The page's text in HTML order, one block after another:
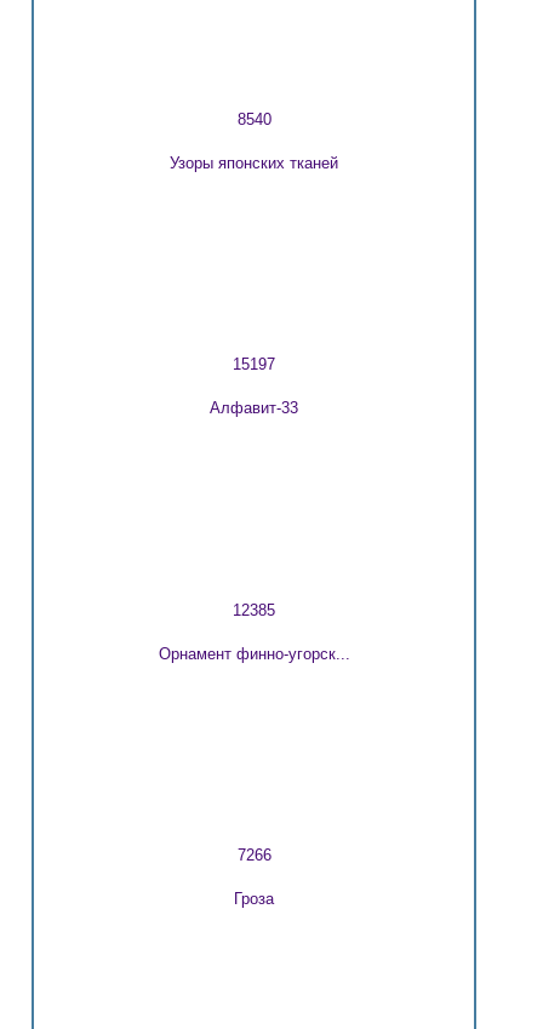
8540
Узоры японских тканей
15197
Алфавит-33
12385
Орнамент финно-угорск...
7266
Гроза